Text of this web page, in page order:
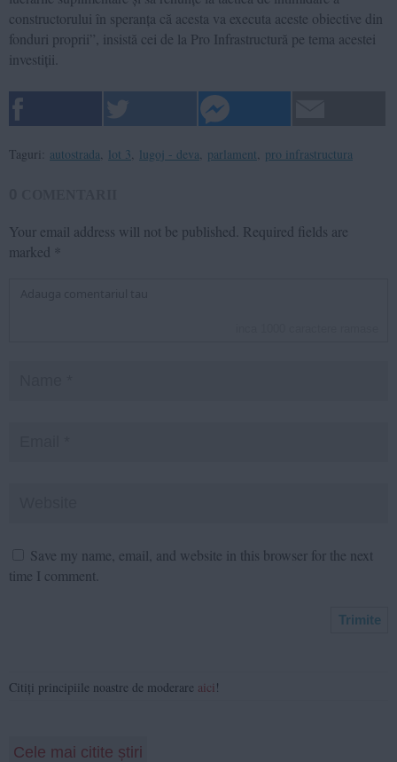
constructorului în speranța că acesta va executa aceste obiective din
fonduri proprii”, insistă cei de la Pro Infrastructură pe tema acestei
investiții.
Taguri: autostrada lot 3 lugoj - deva parlament pro infrastructura
Your email address will not be published. Required fields are
marked *
Save my name, email, and website in this browser for the next
time I comment.
Citiți principiile noastre de moderare aici !
Cele mai citite știri